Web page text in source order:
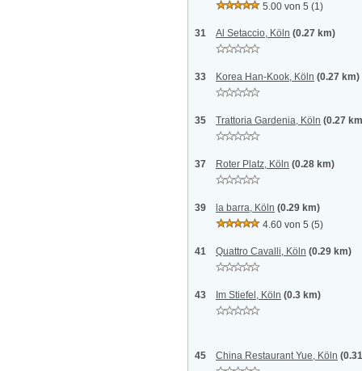
5.00 von 5 (1)
31 Al Setaccio, Köln (0.27 km)
33 Korea Han-Kook, Köln (0.27 km)
35 Trattoria Gardenia, Köln (0.27
37 Roter Platz, Köln (0.28 km)
39 la barra, Köln (0.29 km)
4.60 von 5 (5)
41 Quattro Cavalli, Köln (0.29 km)
43 Im Stiefel, Köln (0.3 km)
45 China Restaurant Yue, Köln